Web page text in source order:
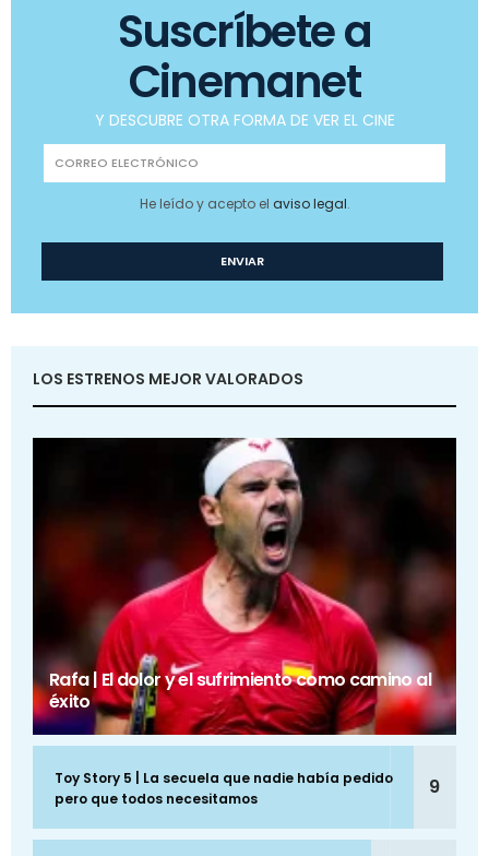
Suscríbete a
Cinemanet
Y DESCUBRE OTRA FORMA DE VER EL CINE
He leído y acepto el aviso legal.
LOS ESTRENOS MEJOR VALORADOS
Rafa | El dolor y el sufrimiento como camino al
éxito
Toy Story 5 | La secuela que nadie había pedido
pero que todos necesitamos
9